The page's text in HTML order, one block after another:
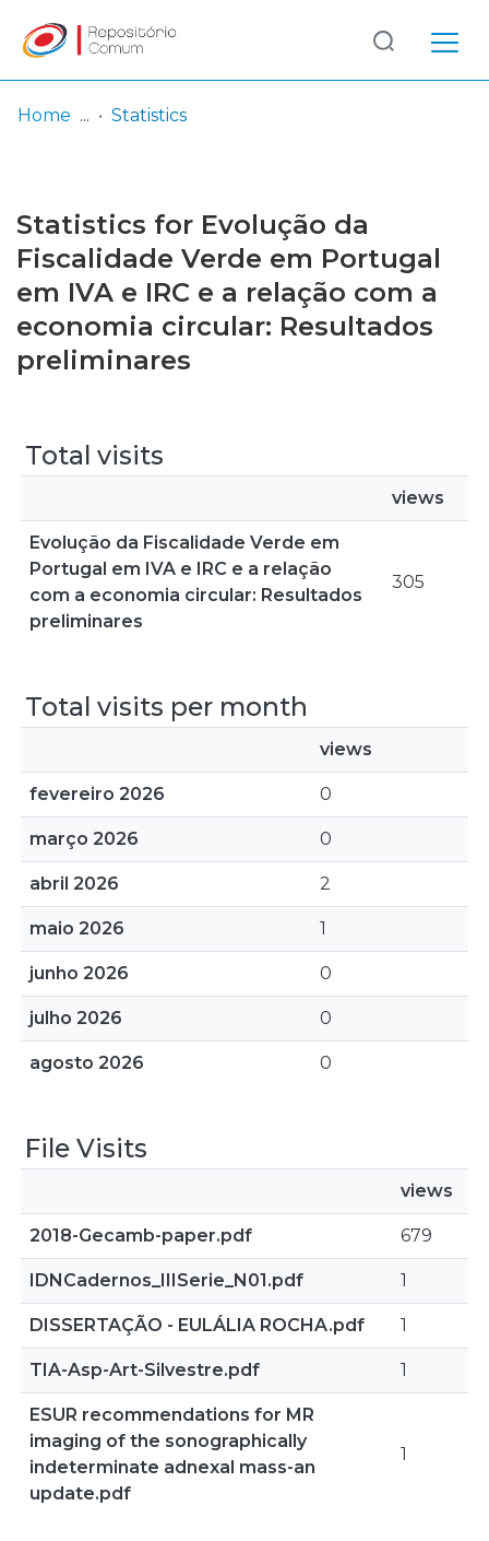
Browse repository
Entities
Log
In
(current)
Home Statistics
Statistics for Evolução da
Fiscalidade Verde em Portugal
em IVA e IRC e a relação com a
economia circular: Resultados
preliminares
Total visits
views
Evolução da Fiscalidade Verde em
Portugal em IVA e IRC e a relação
com a economia circular: Resultados
preliminares
305
Total visits per month
views
fevereiro 2026 0
março 2026 0
abril 2026 2
maio 2026 1
junho 2026 0
julho 2026 0
agosto 2026 0
File Visits
views
2018-Gecamb-paper.pdf 679
IDNCadernos_IIISerie_N01.pdf 1
DISSERTAÇÃO - EULÁLIA ROCHA.pdf 1
TIA-Asp-Art-Silvestre.pdf 1
ESUR recommendations for MR
imaging of the sonographically
indeterminate adnexal mass-an
update.pdf
1